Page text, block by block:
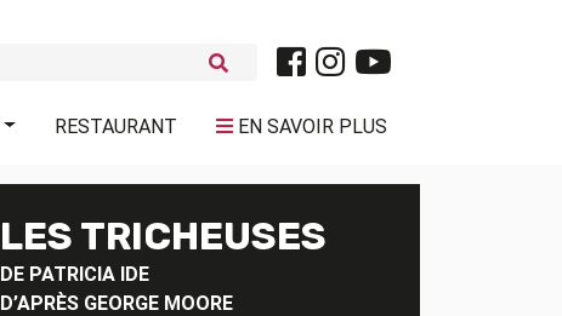
RESTAURANT EN SAVOIR PLUS
LES TRICHEUSES
DE PATRICIA IDE
D’APRÈS GEORGE MOORE